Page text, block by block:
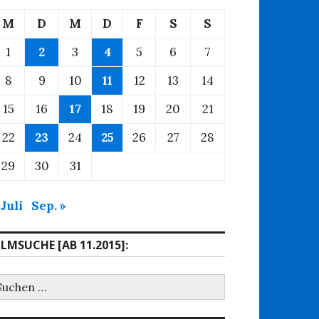
M D M D F S
S
1
2 3 4 5 6
7
8
9 10 11 12 13
14
15
16 17 18 19 20
21
22
23 24 25 26 27
28
29
30 31
Juli Sep. »
[AB 11.2015]: